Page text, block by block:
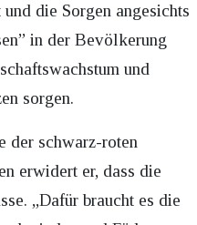
die Sorgen angesichts
in der Bevölkerung
und
sorgen.
der schwarz-roten
erwidert er, dass die
„Dafür braucht es die